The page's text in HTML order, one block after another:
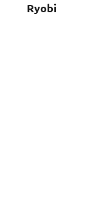
Ryobi